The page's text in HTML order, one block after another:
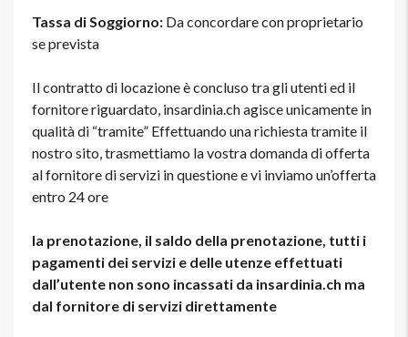
Tassa di Soggiorno: Da concordare con proprietario
se prevista
Il contratto di locazione è concluso tra gli utenti ed il
fornitore riguardato, insardinia.ch agisce unicamente in
qualità di “tramite” Effettuando una richiesta tramite il
nostro sito, trasmettiamo la vostra domanda di offerta
al fornitore di servizi in questione e vi inviamo un’offerta
entro 24 ore
la prenotazione, il saldo della prenotazione, tutti i
pagamenti dei servizi e delle utenze effettuati
dall’utente non sono incassati da insardinia.ch ma
dal fornitore di servizi direttamente